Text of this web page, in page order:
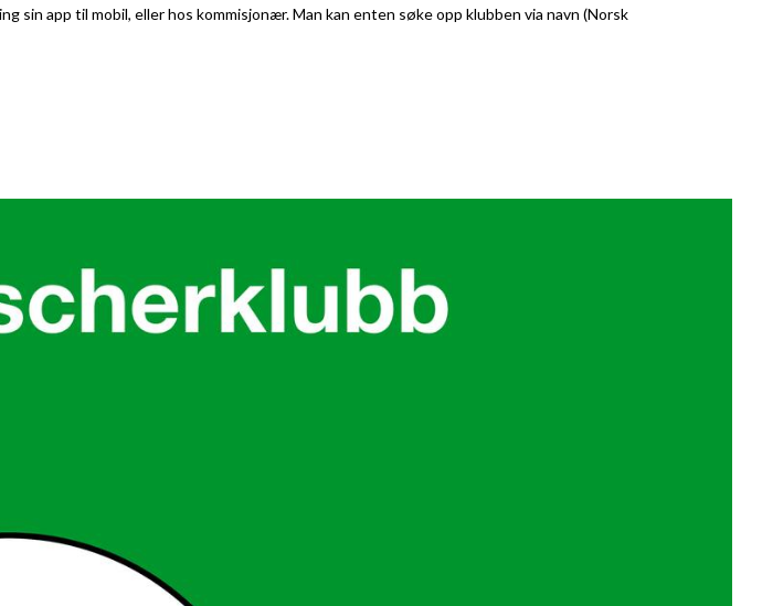
app til mobil, eller hos kommisjonær. Man kan enten søke opp klubben via navn (Norsk